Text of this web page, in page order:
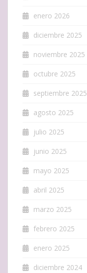
enero 2026
diciembre 2025
noviembre 2025
octubre 2025
septiembre 2025
agosto 2025
julio 2025
junio 2025
mayo 2025
abril 2025
marzo 2025
febrero 2025
enero 2025
diciembre 2024